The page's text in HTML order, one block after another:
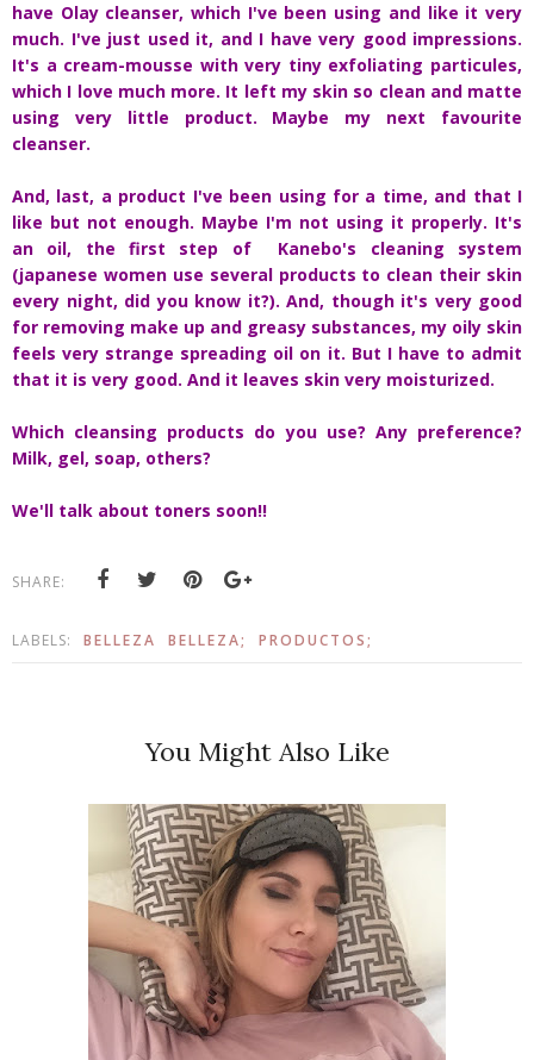
have Olay cleanser, which I've been using and like it very
much. I've just used it, and I have very good impressions.
It's a cream-mousse with very tiny exfoliating particules,
which I love much more. It left my skin so clean and matte
using very little product. Maybe my next favourite
cleanser.
And, last, a product I've been using for a time, and that I
like but not enough. Maybe I'm not using it properly. It's
an oil, the first step of Kanebo's cleaning system
(japanese women use several products to clean their skin
every night, did you know it?). And, though it's very good
for removing make up and greasy substances, my oily skin
feels very strange spreading oil on it. But I have to admit
that it is very good. And it leaves skin very moisturized.
Which cleansing products do you use? Any preference?
Milk, gel, soap, others?
We'll talk about toners soon!!
SHARE:
LABELS: BELLEZA BELLEZA; PRODUCTOS;
You Might Also Like